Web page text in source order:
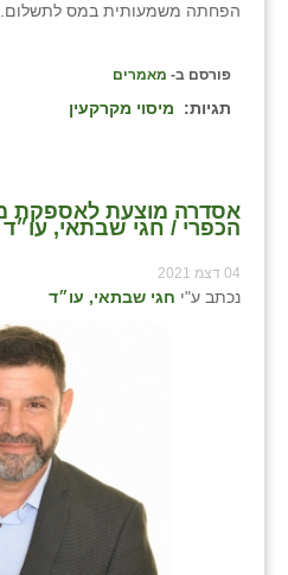
הפחתה משמעותית במס לתשלום.
פורסם ב- מאמרים
תגיות: מיסוי מקרקעין
אסדרה מוצעת לאספקת
הכפרי / חגי שבתאי, עו״ד
04 דצמ 2021
נכתב ע"י חגי שבתאי, עו״ד